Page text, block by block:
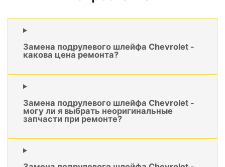
Замена подрулевого шлейфа Chevrolet -
какова цена ремонта?
Замена подрулевого шлейфа Chevrolet -
могу ли я выбрать неоригинальные
запчасти при ремонте?